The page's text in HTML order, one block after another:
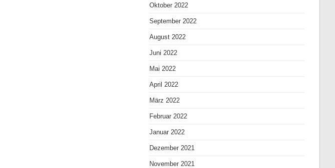
Oktober 2022
September 2022
August 2022
Juni 2022
Mai 2022
April 2022
März 2022
Februar 2022
Januar 2022
Dezember 2021
November 2021